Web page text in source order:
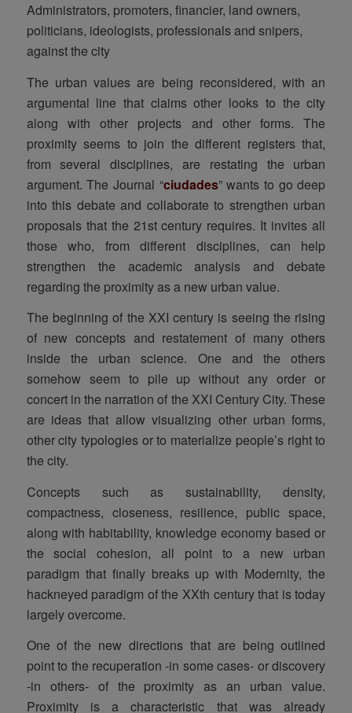
Administrators, promoters, financier, land owners,
politicians, ideologists, professionals and snipers,
against the city
The urban values are being reconsidered, with an
argumental line that claims other looks to the city
along with other projects and other forms. The
proximity seems to join the different registers that,
from several disciplines, are restating the urban
argument. The Journal “ciudades” wants to go deep
into this debate and collaborate to strengthen urban
proposals that the 21st century requires. It invites all
those who, from different disciplines, can help
strengthen the academic analysis and debate
regarding the proximity as a new urban value.
The beginning of the XXI century is seeing the rising
of new concepts and restatement of many others
inside the urban science. One and the others
somehow seem to pile up without any order or
concert in the narration of the XXI Century City. These
are ideas that allow visualizing other urban forms,
other city typologies or to materialize people’s right to
the city.
Concepts such as sustainability, density,
compactness, closeness, resilience, public space,
along with habitability, knowledge economy based or
the social cohesion, all point to a new urban
paradigm that finally breaks up with Modernity, the
hackneyed paradigm of the XXth century that is today
largely overcome.
One of the new directions that are being outlined
point to the recuperation -in some cases- or discovery
-in others- of the proximity as an urban value.
Proximity is a characteristic that was already